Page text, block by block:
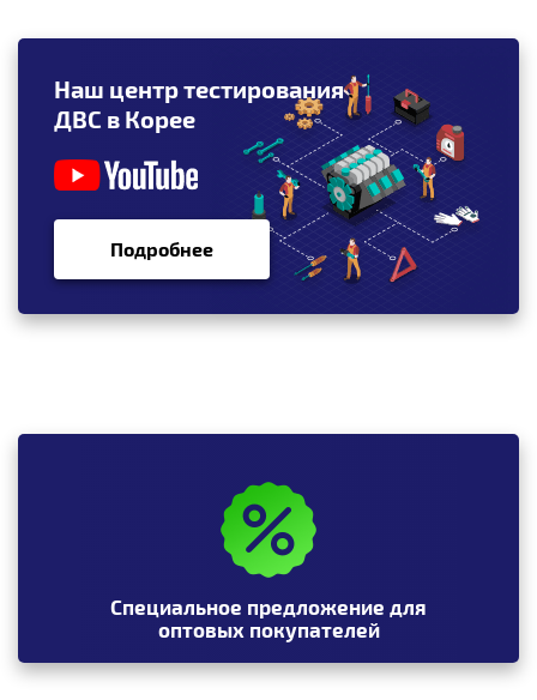
Наш центр тестирования
ДВС в Корее
Подробнее
Специальное предложение для
оптовых покупателей